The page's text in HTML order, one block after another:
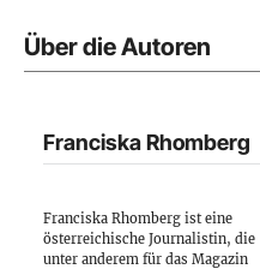
Über die Autoren
Franciska Rhomberg
Franciska Rhomberg ist eine
österreichische Journalistin, die
unter anderem für das Magazin